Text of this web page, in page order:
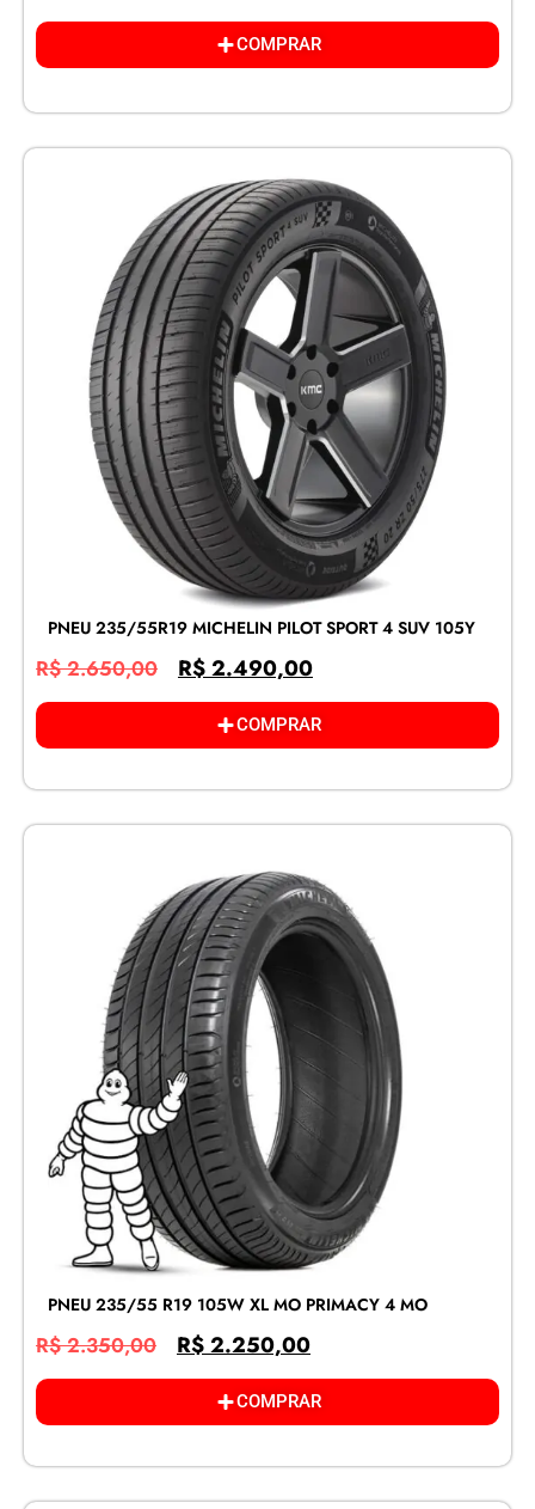
COMPRAR
PNEU 235/55R19 MICHELIN PILOT SPORT 4 SUV 105Y
R$2.650,00 R$2.490,00
COMPRAR
PNEU 235/55 R19 105W XL MO PRIMACY 4 MO
R$2.350,00 R$2.250,00
COMPRAR